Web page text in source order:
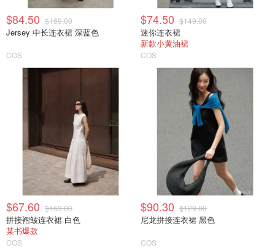
$84.50 $169.00
Jersey 中长连衣裙 深蓝色
COS
$74.50 $149.00
迷你连衣裙
新款小黄油裙
COS
$67.60 $169.00
拼接褶皱连衣裙 白色
某书爆款
COS
$90.30 $129.00
尼龙拼接连衣裙 黑色
COS